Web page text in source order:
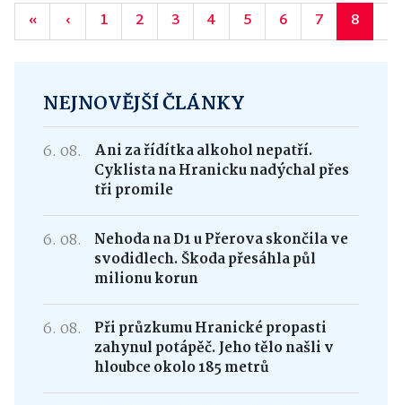
« ‹ 1 2 3 4 5 6 7 8
NEJNOVĚJŠÍ ČLÁNKY
6. 08.
Ani za řídítka alkohol nepatří.
Cyklista na Hranicku nadýchal přes
tři promile
6. 08.
Nehoda na D1 u Přerova skončila ve
svodidlech. Škoda přesáhla půl
milionu korun
6. 08.
Při průzkumu Hranické propasti
zahynul potápěč. Jeho tělo našli v
hloubce okolo 185 metrů